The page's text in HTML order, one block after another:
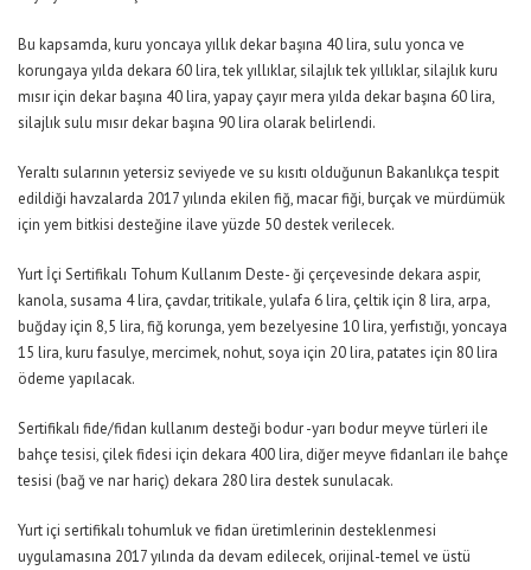
Bu kapsamda, kuru yoncaya yıllık dekar başına 40 lira, sulu yonca ve
korungaya yılda dekara 60 lira, tek yıllıklar, silajlık tek yıllıklar, silajlık kuru
mısır için dekar başına 40 lira, yapay çayır mera yılda dekar başına 60 lira,
silajlık sulu mısır dekar başına 90 lira olarak belirlendi.
Yeraltı sularının yetersiz seviyede ve su kısıtı olduğunun Bakanlıkça tespit
edildiği havzalarda 2017 yılında ekilen fiğ, macar fiği, burçak ve mürdümük
için yem bitkisi desteğine ilave yüzde 50 destek verilecek.
Yurt İçi Sertifikalı Tohum Kullanım Deste- ği çerçevesinde dekara aspir,
kanola, susama 4 lira, çavdar, tritikale, yulafa 6 lira, çeltik için 8 lira, arpa,
buğday için 8,5 lira, fiğ korunga, yem bezelyesine 10 lira, yerfıstığı, yoncaya
15 lira, kuru fasulye, mercimek, nohut, soya için 20 lira, patates için 80 lira
ödeme yapılacak.
Sertifikalı fide/fidan kullanım desteği bodur -yarı bodur meyve türleri ile
bahçe tesisi, çilek fidesi için dekara 400 lira, diğer meyve fidanları ile bahçe
tesisi (bağ ve nar hariç) dekara 280 lira destek sunulacak.
Yurt içi sertifikalı tohumluk ve fidan üretimlerinin desteklenmesi
uygulamasına 2017 yılında da devam edilecek, orijinal-temel ve üstü